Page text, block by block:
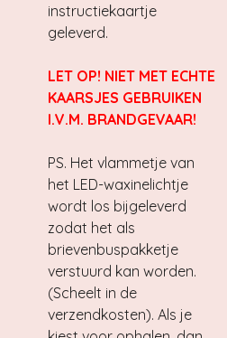
instructiekaartje
geleverd.
LET OP! NIET MET ECHTE
KAARSJES GEBRUIKEN
I.V.M. BRANDGEVAAR!
PS. Het vlammetje van
het LED-waxinelichtje
wordt los bijgeleverd
zodat het als
brievenbuspakketje
verstuurd kan worden.
(Scheelt in de
verzendkosten). Als je